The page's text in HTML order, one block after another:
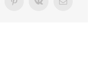
PinterestVk
E-